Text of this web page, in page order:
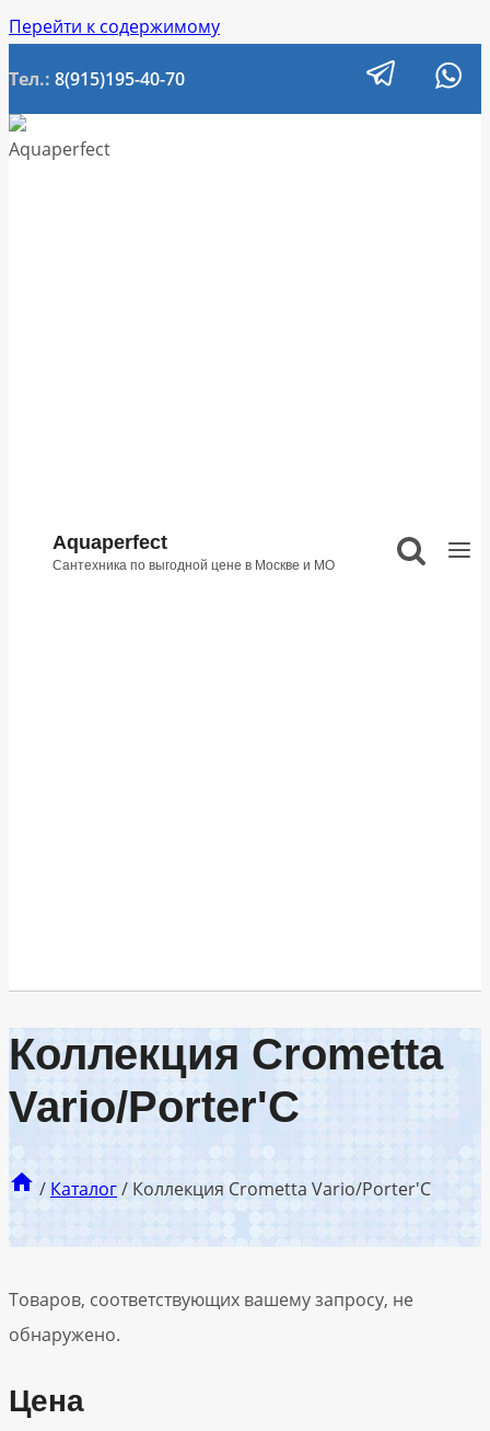
Перейти к содержимому
Тел.: 8(915)195-40-70
Aquaperfect
Сантехника по выгодной цене в Москве и МО
Коллекция Crometta
Vario/Porter'C
/ Каталог/ Коллекция Crometta Vario/Porter'C
Товаров, соответствующих вашему запросу, не
обнаружено.
Цена